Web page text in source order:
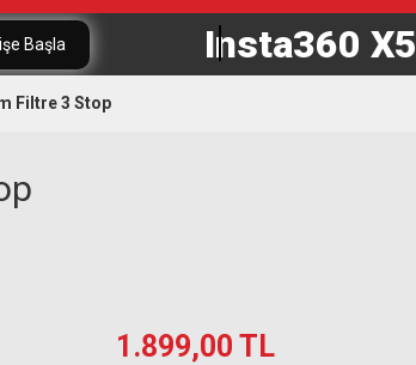
Başla Insta360 X5
Filtre 3 Stop
1.899,00 TL